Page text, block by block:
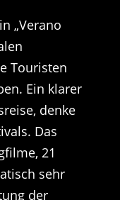
„Verano
Touristen
Ein klarer
denke
Das
21
sehr
der